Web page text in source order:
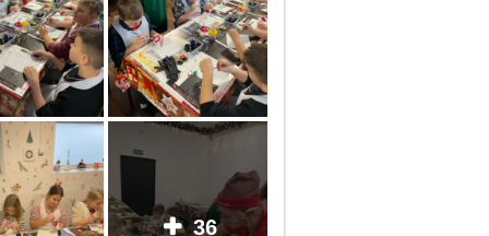
36